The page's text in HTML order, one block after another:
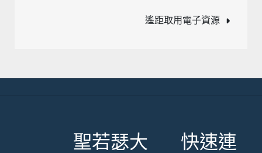
導
遙距取用電子資源
聖若瑟大
快速連